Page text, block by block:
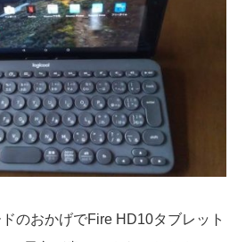
のおかげでFire HD10タブレット